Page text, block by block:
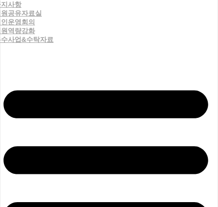
사항
공유자료실
운영회의
역량강화
사업&수탁자료